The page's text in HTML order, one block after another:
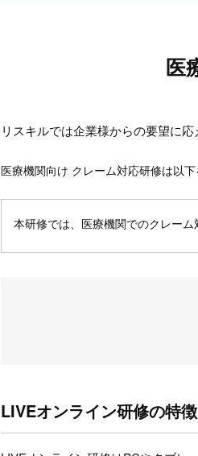
医
リスキルでは企業様からの要望に
医療機関向け クレーム対応研修は以下
本研修では、医療機関でのクレーム
LIVEオンライン研修の特徴